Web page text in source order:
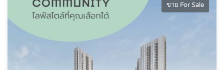
ขาย For Sale